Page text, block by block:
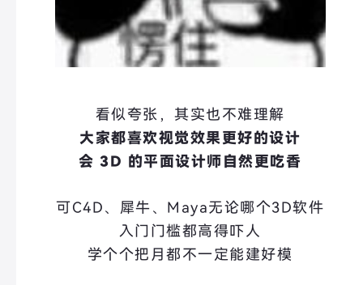
看似夸张，其实也不难理解
大家都喜欢视觉效果更好的设计
会 3D 的平面设计师自然更吃香
可C4D、犀牛、Maya无论哪个3D软件
入门门槛都高得吓人
学个个把月都不一定能建好模